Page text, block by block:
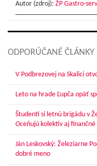
Autor (zdroj): ŽP Gastro-
ODPORÚČANÉ ČLÁNKY
V Podbrezovej na Skalici
Leto na hrade Ľupča opäť
Študenti si letnú brigádu v
Oceňujú kolektív aj
Ján Leskovský: Železiarne
dobré meno